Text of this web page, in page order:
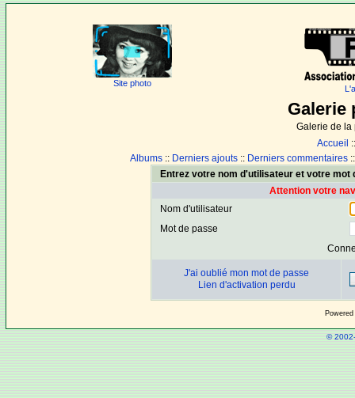
Site photo
Galerie
Galerie de la
Accueil
Albums :: Derniers ajouts :: Derniers commentaires
Entrez votre nom d'utilisateur et votre
Attention votre
Nom d'utilisateur
Mot de passe
J'ai oublié mon mot de passe
Lien d'activation perdu
©